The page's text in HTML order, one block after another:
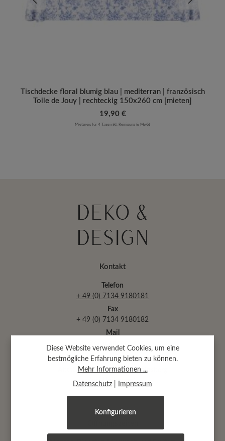
Tischdecke floral blumig blau | mediterran | französisch
Toile de Jouy | rechteckig 150x260 cm [mieten]
Regulärer Preis:
19,90 €
Mietpreis für 4 Tage inkl. Reinigung & MwSt
Kontakt
Telefon
+ 49 (0) 7134 9180181
Fax
+ 49 (0) 7134 9180182
Mail
info@dekoanddesign.de
Abtsäckerstr. 30 · 74189 Weinsberg
(bei Heilbronn)
Diese Website verwendet Cookies, um eine
bestmögliche Erfahrung bieten zu können.
Mehr Informationen ...
Datenschutz Impressum
Konfigurieren